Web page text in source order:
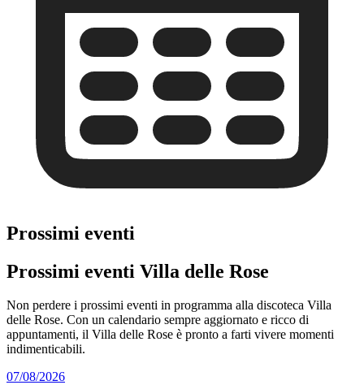
Prossimi eventi
Prossimi eventi Villa delle Rose
Non perdere i prossimi eventi in programma alla discoteca Villa
delle Rose. Con un calendario sempre aggiornato e ricco di
appuntamenti, il Villa delle Rose è pronto a farti vivere momenti
indimenticabili.
07/08/2026